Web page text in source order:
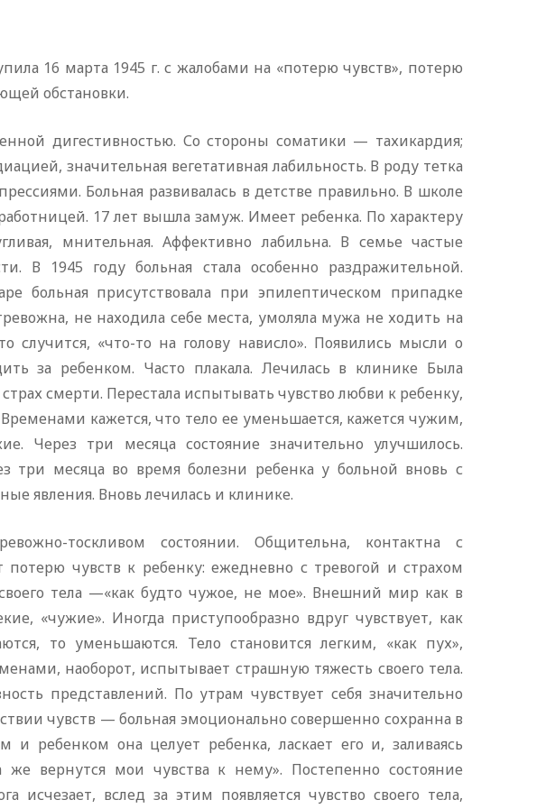
16 марта 1945 г. с жалобами на «потерю чувств», потерю
обстановки.
дигестивностью. Со стороны соматики — тахикардия;
значительная вегетативная лабильность. В роду тетка
Больная развивалась в детстве правильно. В школе
17 лет вышла замуж. Имеет ребенка. По характеру
мнительная. Аффективно лабильна. В семье частые
В 1945 году больная стала особенно раздражительной.
больная присутствовала при эпилептическом припадке
не находила себе места, умоляла мужа не ходить на
случится, «что-то на голову нависло». Появились мысли о
за ребенком. Часто плакала. Лечилась в клинике Была
смерти. Перестала испытывать чувство любви к ребенку,
кажется, что тело ее уменьшается, кажется чужим,
Через три месяца состояние значительно улучшилось.
три месяца во время болезни ребенка у больной вновь с
явления. Вновь лечилась и клинике.
тоскливом состоянии. Общительна, контактна с
чувств к ребенку: ежедневно с тревогой и страхом
тела —«как будто чужое, не мое». Внешний мир как в
«чужие». Иногда приступообразно вдруг чувствует, как
то уменьшаются. Тело становится легким, «как пух»,
наоборот, испытывает страшную тяжесть своего тела.
представлений. По утрам чувствует себя значительно
чувств — больная эмоционально совершенно сохранна в
ребенком она целует ребенка, ласкает его и, заливаясь
же вернутся мои чувства к нему». Постепенно состояние
исчезает, вслед за этим появляется чувство своего тела,